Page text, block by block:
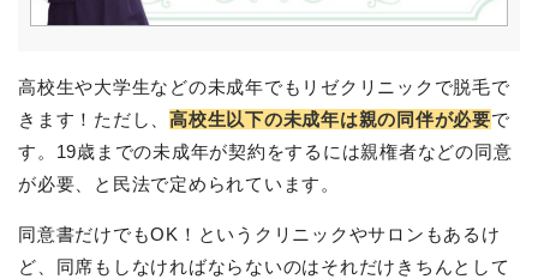
高校生や大学生などの未成年でもリゼクリニックで脱毛で
きます！ただし、高校生以下の未成年は親の同伴が必要で
す。19歳までの未成年が契約をするには親権者などの同意
が必要、と民法で定められています。
同意書だけでもOK！というクリニックやサロンもあるけ
ど、同席もしなければならないのはそれだけきちんとして